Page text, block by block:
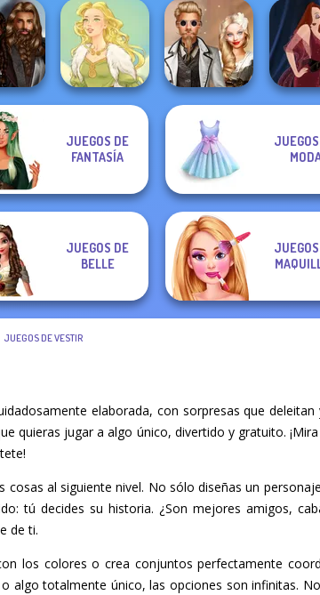
Goddess Freya
Steampunk
Wedding
Pin-up
JUEGOS DE
FANTASÍA
JUEGOS DE
BELLE
JUEGOS DE VESTIR
elaborada, con sorpresas que
quieras jugar a algo único, divertido y gratuito.
cosas al siguiente nivel. No sólo diseñas un
tú decides su historia. ¿Son mejores amigos,
de ti.
los colores o crea conjuntos perfectamente
algo totalmente único, las opciones son infinitas.